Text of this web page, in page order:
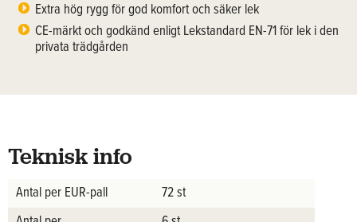
Extra hög rygg för god komfort och säker lek
CE-märkt och godkänd enligt Lekstandard EN-71 för lek i den
privata trädgården
Teknisk info
Antal per EUR-pall
72 st